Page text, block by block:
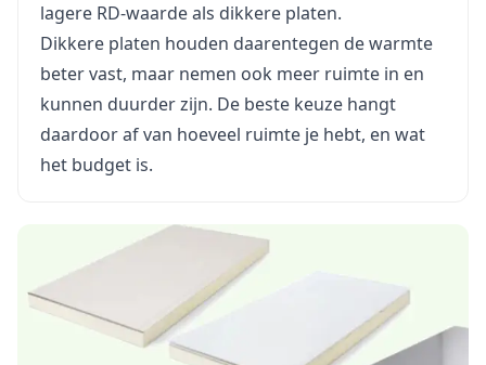
lagere RD-waarde als dikkere platen.
Dikkere platen houden daarentegen de warmte
beter vast, maar nemen ook meer ruimte in en
kunnen duurder zijn. De beste keuze hangt
daardoor af van hoeveel ruimte je hebt, en wat
het budget is.